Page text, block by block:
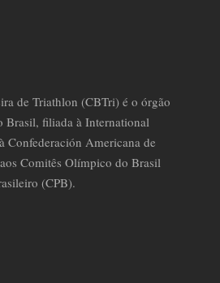
de Triathlon (CBTri) é o órgão
Brasil, filiada à International
Americana de
Comitês Olímpico do Brasil
(CPB).